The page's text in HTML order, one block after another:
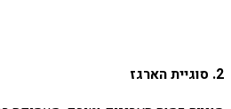
2. סוגיית הארגז